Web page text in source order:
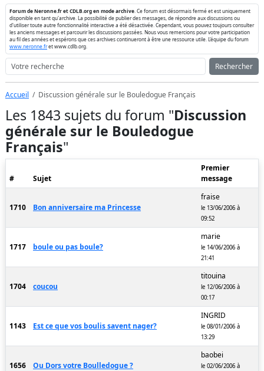
Forum de Neronne.fr et CDLB.org en mode archive . Ce forum est désormais fermé et est uniquement
disponible en tant qu'archive. La possibilité de publier des messages, de répondre aux discussions ou
d'utiliser toute autre fonctionnalité interactive a été désactivée. Cependant, vous pouvez toujours consulter
les anciens messages et parcourir les discussions passées. Nous vous remercions pour votre participation
au fil des années et espérons que ces archives continueront à être une ressource utile. L'équipe du forum
www.neronne.fret www.cdlb.org.
Rechercher
Accueil Discussion générale sur le Bouledogue Français
Les 1843 sujets du forum "Discussion
générale sur le Bouledogue
Français"
# Sujet
Premier
message
1710 Bon anniversaire ma Princesse
fraise
le 13/06/2006 à
09:52
1717 boule ou pas boule?
marie
le 14/06/2006 à
21:41
1704 coucou
titouina
le 12/06/2006 à
00:17
1143 Est ce que vos boulis savent nager?
INGRID
le 08/01/2006 à
13:29
1656 Ou Dors votre Boulledogue ?
baobei
le 02/06/2006 à